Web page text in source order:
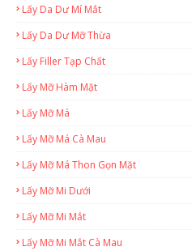
Lấy Da Dư Mí Mắt
Lấy Da Dư Mỡ Thừa
Lấy Filler Tạp Chất
Lấy Mỡ Hàm Mặt
Lấy Mỡ Má
Lấy Mỡ Má Cà Mau
Lấy Mỡ Má Thon Gọn Mặt
Lấy Mỡ Mi Dưới
Lấy Mỡ Mi Mắt
Lấy Mỡ Mi Mắt Cà Mau